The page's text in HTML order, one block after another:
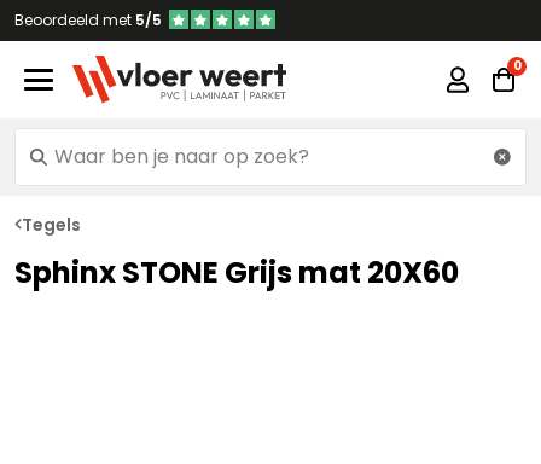
Beoordeeld met 5/5
Tegels
Sphinx STONE Grijs mat 20X60